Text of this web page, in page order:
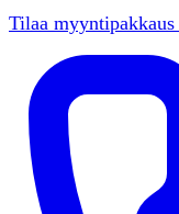
Tilaa myyntipakkaus